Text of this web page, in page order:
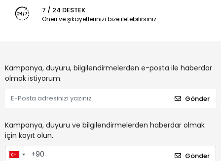
7 / 24 DESTEK
Öneri ve şikayetlerinizi bize iletebilirsiniz.
Kampanya, duyuru, bilgilendirmelerden e-posta ile haberdar
olmak istiyorum.
Gönder
Kampanya, duyuru ve bilgilendirmelerden haberdar olmak
için kayıt olun.
Gönder